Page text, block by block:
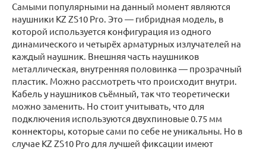
Самыми популярными на данный момент являются
наушники KZ ZS10 Pro. Это — гибридная модель, в
которой используется конфигурация из одного
динамического и четырёх арматурных излучателей на
каждый наушник. Внешняя часть наушников
металлическая, внутренняя половинка — прозрачный
пластик. Можно рассмотреть что происходит внутри.
Кабель у наушников съёмный, так что теоретически
можно заменить. Но стоит учитывать, что для
подключения используются двухпиновые 0.75 мм
коннекторы, которые сами по себе не уникальны. Но в
случае KZ ZS10 Pro для лучшей фиксации имеют